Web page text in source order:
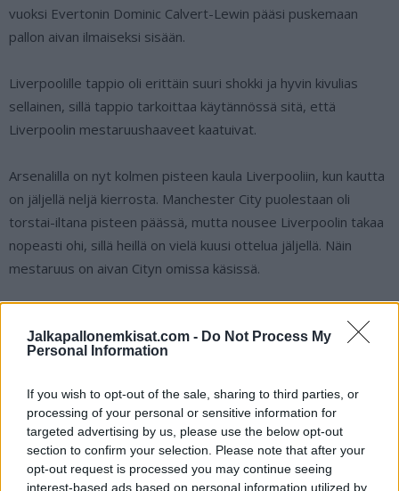
Jalkapallonemkisat.com - Do Not Process My
Personal Information
If you wish to opt-out of the sale, sharing to third parties, or
processing of your personal or sensitive information for
targeted advertising by us, please use the below opt-out
section to confirm your selection. Please note that after your
opt-out request is processed you may continue seeing
interest-based ads based on personal information utilized by
vuoksi Evertonin Dominic Calvert-Lewin pääsi puskemaan
pallon aivan ilmaiseksi sisään.
Liverpoolille tappio oli erittäin suuri shokki ja hyvin kivulias
sellainen, sillä tappio tarkoittaa käytännössä sitä, että
Liverpoolin mestaruushaaveet kaatuivat.
Arsenalilla on nyt kolmen pisteen kaula Liverpooliin, kun kautta
on jäljellä neljä kierrosta. Manchester City puolestaan oli
torstai-iltana pisteen päässä, mutta nousee Liverpoolin takaa
nopeasti ohi, sillä heillä on vielä kuusi ottelua jäljellä. Näin
mestaruus on aivan Cityn omissa käsissä.
Liverpool-puolustus säheltää kunnolla
Evertonin avausmaalissa:
https://twitter.com/Everton/status/1783269699456794996
Trent Alexander-Arnold nukahtaa todella